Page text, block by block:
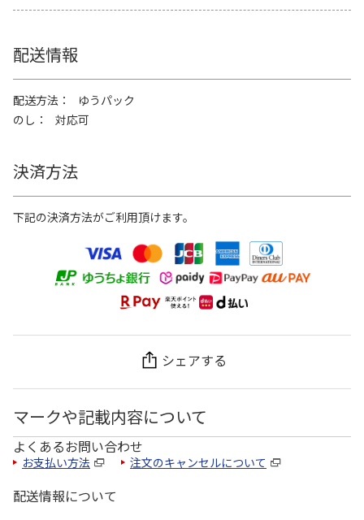
配送情報
配送方法
ゆうパック
のし
対応可
決済方法
下記の決済方法がご利用頂けます。
シェアする
マークや記載内容について
よくあるお問い合わせ
お支払い方法 注文のキャンセルについて
配送情報について